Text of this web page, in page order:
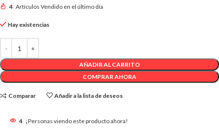
4 Artículos Vendido en el último día
Hay existencias
AÑADIR AL CARRITO
COMPRAR AHORA
Comparar Añadir a la lista de deseos
4 ¡Personas viendo este producto ahora!